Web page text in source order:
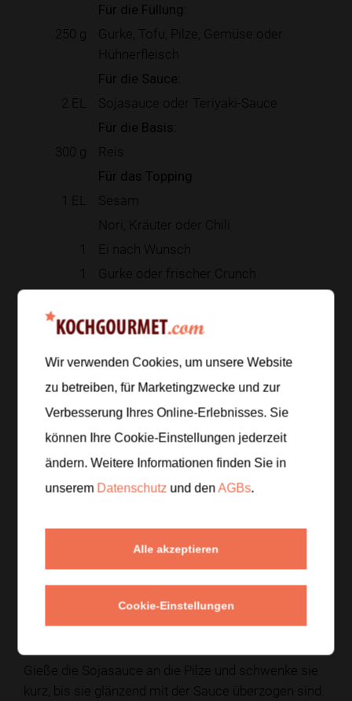
Für die Füllung:
250 g
Gurke, Tofu, Pilze, Gemüse oder
Hühnerfleisch
Für die Sauce:
2 EL Sojasauce oder Teriyaki-Sauce
Für die Basis:
300 g Reis
Für das Topping
1 EL
Sesam
Nori, Kräuter oder Chili
1
Ei nach Wunsch
1
Gurke oder frischer Crunch
Zur Einkaufsliste hinzufügen
Zubereitung
Koche den Reis nach Packungsanweisung in
gesalzenem Wasser gar und lass ihn anschließend
Putze die Pilze, schneide sie in Scheiben und brate
sie in etwas Öl kräftig an, bis sie Farbe bekommen.
Gieße die Sojasauce an die Pilze und schwenke sie
kurz, bis sie glänzend mit der Sauce überzogen sind.
Wir verwenden Cookies, um unsere Website
zu betreiben, für Marketingzwecke und zur
Verbesserung Ihres Online-Erlebnisses. Sie
können Ihre Cookie-Einstellungen jederzeit
ändern. Weitere Informationen finden Sie in
unserem Datenschutz und denAGBs.
Alle akzeptieren
Cookie-Einstellungen